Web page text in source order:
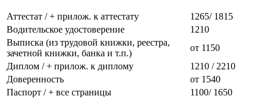
Аттестат / + прилож. к аттестату
1265/ 1815
Водительское удостоверение
1210
Выписка (из трудовой книжки, реестра,
зачетной книжки, банка и т.п.)
от 1150
Диплом / + прилож. к диплому
1210 / 2210
Доверенность
от 1540
Паспорт / + все страницы
1100/ 1650